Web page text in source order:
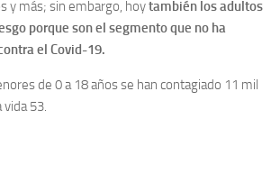
y más; sin embargo, hoytambién los adultos
porque son el segmento que no ha
el Covid-19.
de 0 a 18 años se han contagiado 11 mil
vida 53.